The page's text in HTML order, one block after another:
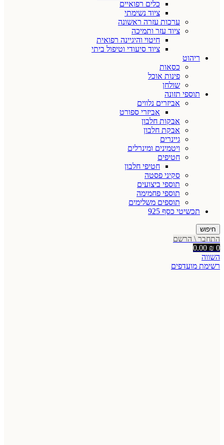
כלים רפואיים
ציוד נשימתי
ערכות עזרה ראשונה
ציוד עזר ותמיכה
חיטוי והיגיינה רפואית
ציוד סיעודי וטיפול ביתי
ריהוט
כסאות
פינות אוכל
שולחן
תוספי תזונה
אביזרים נלווים
אביזרי ספורט
אבקות חלבון
אבקת חלבון
גיינרים
ויטמינים ומינרלים
חטיפים
חטיפי חלבון
סקיני פסטה
תוספי ביצועים
תוספי פחמימה
תוספים משלימים
תכשיטי כסף 925
חיפוש
התחבר \ הרשם
0
0.00 ₪
השווה
רשימת מועדפים